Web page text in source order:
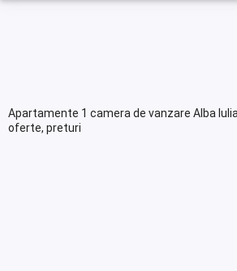
Apartamente 1 camera de vanzare Alba
oferte, preturi